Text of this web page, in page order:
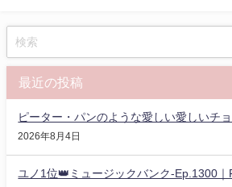
最近の投稿
ピーター・パンのような愛しい愛しいチ
2026年8月4日
ユノ1位👑ミュージックバンク-Ep.1300｜